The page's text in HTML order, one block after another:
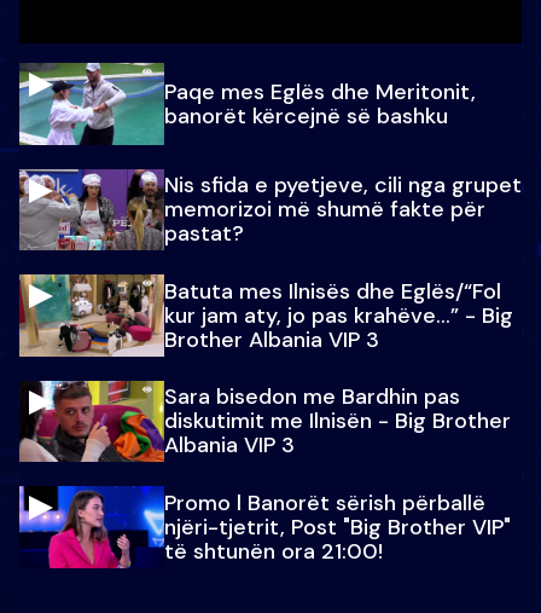
Paqe mes Eglës dhe Meritonit,
banorët kërcejnë së bashku
Nis sfida e pyetjeve, cili nga grupet
memorizoi më shumë fakte për
pastat?
Batuta mes Ilnisës dhe Eglës/“Fol
kur jam aty, jo pas krahëve…” - Big
Brother Albania VIP 3
Sara bisedon me Bardhin pas
diskutimit me Ilnisën - Big Brother
Albania VIP 3
Promo l Banorët sërish përballë
njëri-tjetrit, Post "Big Brother VIP"
të shtunën ora 21:00!